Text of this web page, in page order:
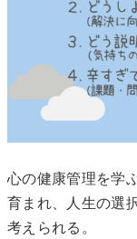
心の健康管理を学
育まれ、人生の選
考えられる。